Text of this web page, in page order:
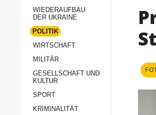
ALLE RUBRIKEN
Wiederaufbau der
Politik
Militär
WIEDERAUFBAU
DER UKRAINE
POLITIK
WIRTSCHAFT
MILITÄR
GESELLSCHAFT UND
KULTUR
SPORT
KRIMINALITÄT